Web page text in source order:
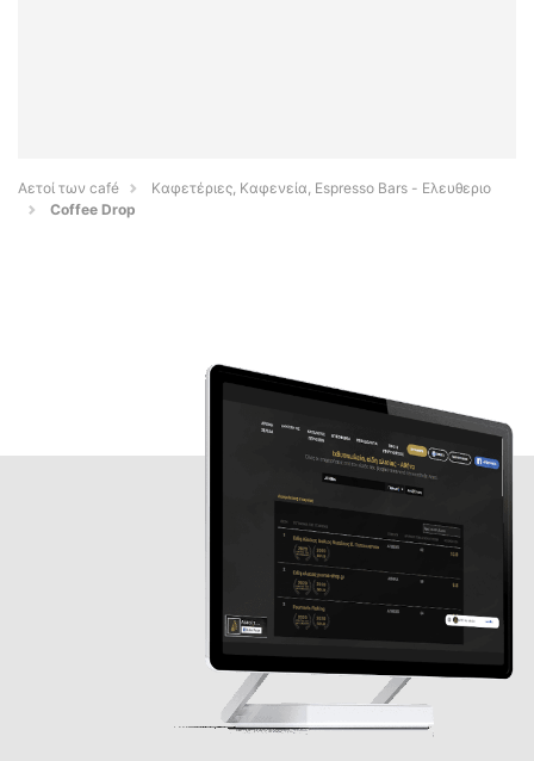
Αετοί των café
Καφετέριες, Καφενεία, Espresso Bars - Ελευθεριο
Coffee Drop